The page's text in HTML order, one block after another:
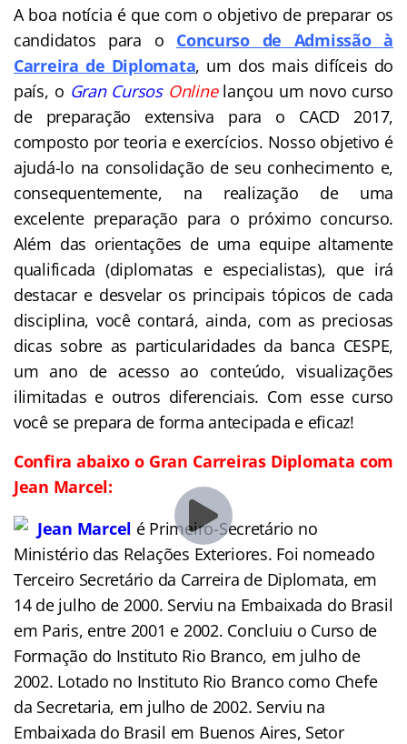
A boa notícia é que com o objetivo de preparar os
candidatos para o Concurso de Admissão à
Carreira de Diplomata, um dos mais difíceis do
país, o Gran Cursos Onlinelançou um novo curso
de preparação extensiva para o CACD 2017,
composto por teoria e exercícios. Nosso objetivo é
ajudá-lo na consolidação de seu conhecimento e,
consequentemente, na realização de uma
excelente preparação para o próximo concurso.
Além das orientações de uma equipe altamente
qualificada (diplomatas e especialistas), que irá
destacar e desvelar os principais tópicos de cada
disciplina, você contará, ainda, com as preciosas
dicas sobre as particularidades da banca CESPE,
um ano de acesso ao conteúdo, visualizações
ilimitadas e outros diferenciais. Com esse curso
você se prepara de forma antecipada e eficaz!
Confira abaixo o Gran Carreiras Diplomata com
Jean Marcel:
Jean Marcel é Primeiro-Secretário no
Ministério das Relações Exteriores. Foi nomeado
Terceiro Secretário da Carreira de Diplomata, em
14 de julho de 2000. Serviu na Embaixada do Brasil
em Paris, entre 2001 e 2002. Concluiu o Curso de
Formação do Instituto Rio Branco, em julho de
2002. Lotado no Instituto Rio Branco como Chefe
da Secretaria, em julho de 2002. Serviu na
Embaixada do Brasil em Buenos Aires, Setor